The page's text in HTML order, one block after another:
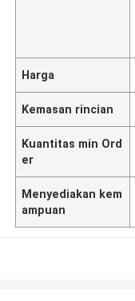
Harga
Kemasan rincian
Kuantitas min Ord
er
Menyediakan kem
ampuan